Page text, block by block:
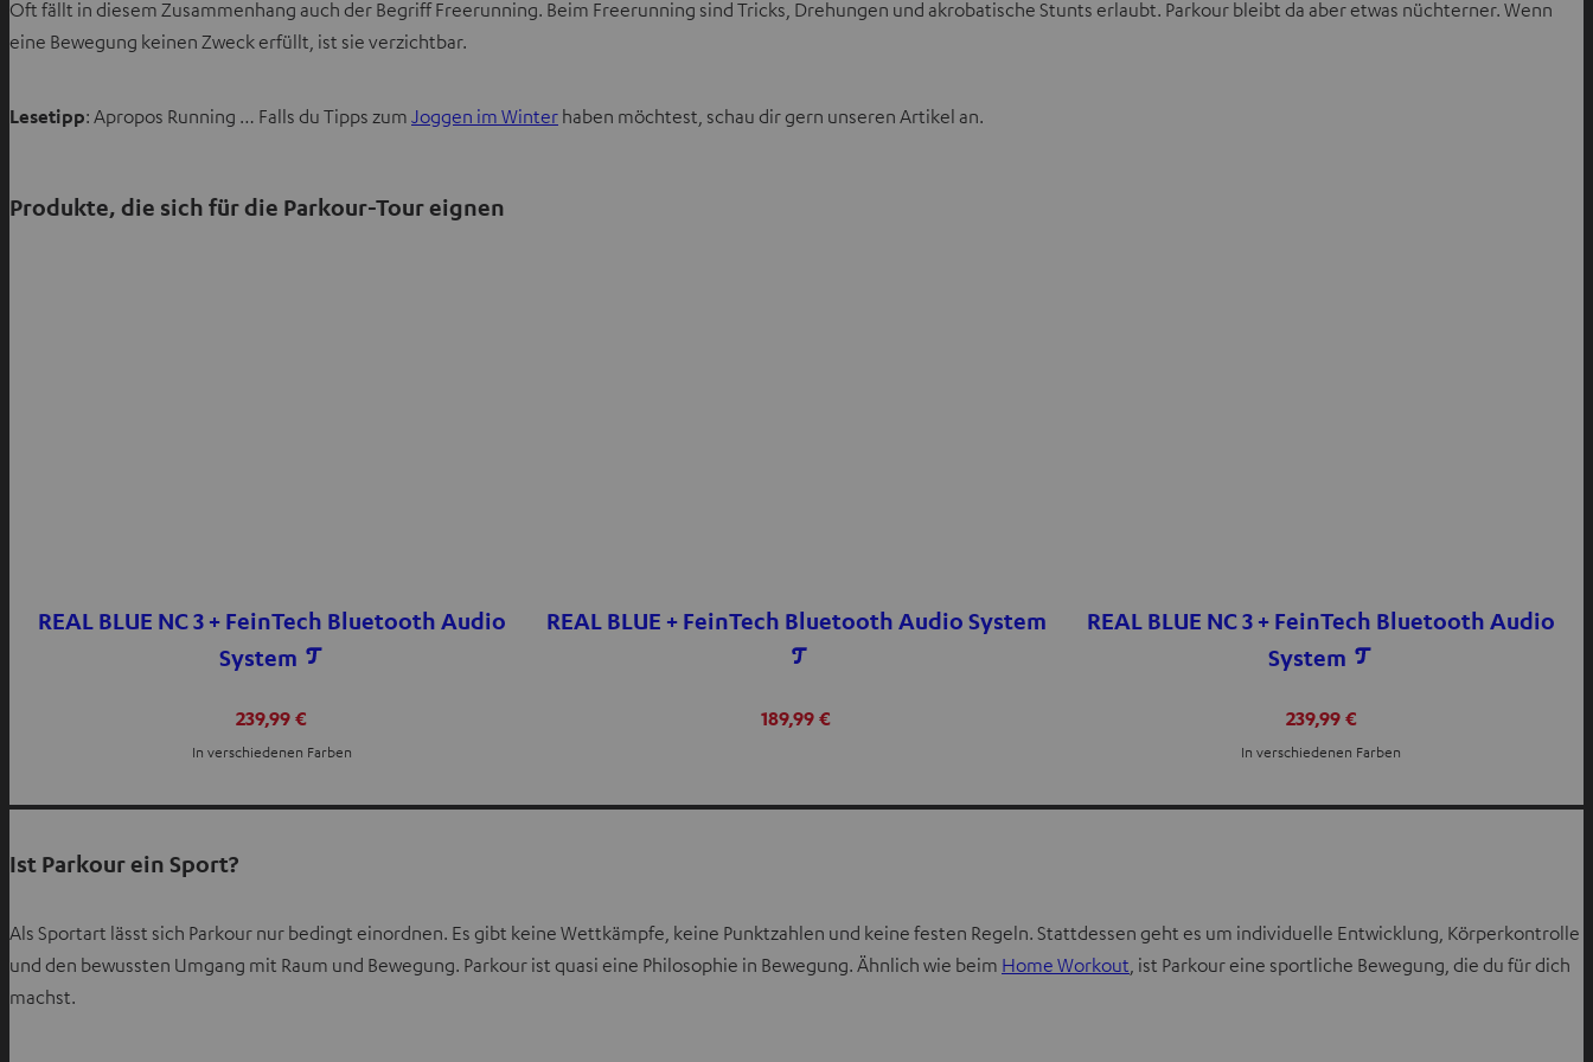
T
ö
e
Oft fällt in diesem Zusammenhang auch der Begriff Freerunning. Beim Freerunning sind Tricks, Drehungen und akrobatische Stunts erlaubt. Parkour bleibt da aber etwas nüchterner. Wenn
eine Bewegung keinen Zweck erfüllt, ist sie verzichtbar.
Lesetipp: Apropos Running … Falls du Tipps zum Joggen im Winter haben möchtest, schau dir gern unseren Artikel an.
Produkte, die sich für die Parkour-Tour eignen
REAL BLUE NC 3 + FeinTech Bluetooth Audio
System
239,99 €
In verschiedenen Farben
REAL BLUE + FeinTech Bluetooth Audio System
189,99 €
REAL BLUE NC 3 + FeinTech Bluetooth Audio
System
239,99 €
In verschiedenen Farben
Ist Parkour ein Sport?
Als Sportart lässt sich Parkour nur bedingt einordnen. Es gibt keine Wettkämpfe, keine Punktzahlen und keine festen Regeln. Stattdessen geht es um individuelle Entwicklung, Körperkontrolle
und den bewussten Umgang mit Raum und Bewegung. Parkour ist quasi eine Philosophie in Bewegung. Ähnlich wie beim Home Workout , ist Parkour eine sportliche Bewegung, die du für dich
machst.